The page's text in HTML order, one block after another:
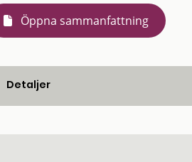
Öppna sammanfattning
Detaljer